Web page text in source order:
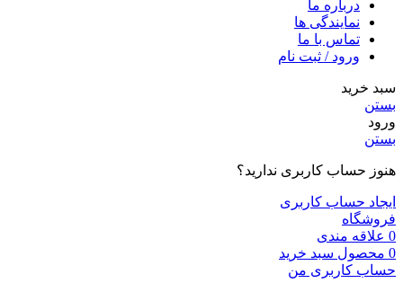
درباره ما
نمایندگی ها
تماس با ما
ورود / ثبت نام
سبد خرید
بستن
ورود
بستن
هنوز حساب کاربری ندارید؟
ایجاد حساب کاربری
فروشگاه
0 علاقه مندی
0 محصول سبد خرید
حساب کاربری من